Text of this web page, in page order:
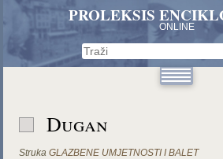
PROLEKSIS
ONLINE
Dugan
Struka GLAZBENE UMJETNOSTI I BALET